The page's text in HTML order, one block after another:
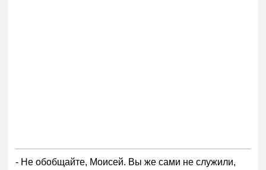
- Не обобщайте, Моисей. Вы же сами не служили,